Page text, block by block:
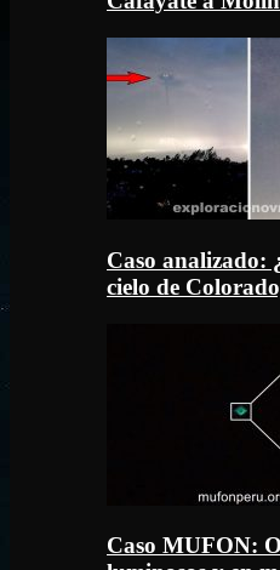
Caso analizado:
cielo de
Caso MUFON: